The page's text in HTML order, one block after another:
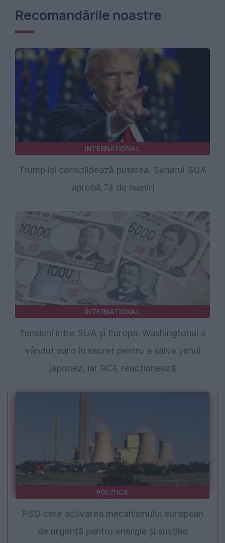
Recomandările noastre
INTERNATIONAL
Trump își consolidează puterea. Senatul SUA
aprobă 74 de numiri
INTERNATIONAL
Tensiuni între SUA și Europa. Washingtonul a
vândut euro în secret pentru a salva yenul
japonez, iar BCE reacționează
POLITICA
PSD cere activarea mecanismului european
de urgență pentru energie și susține